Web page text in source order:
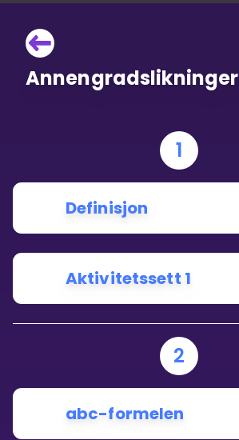
Annengradslikninger
1
Definisjon
Aktivitetssett 1
2
abc-formelen